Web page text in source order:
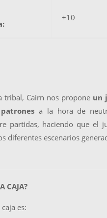
+10
tribal, Cairn nos proponeun
a la hora de
partidas, haciendo que el
diferentes escenarios
CAJA?
es: